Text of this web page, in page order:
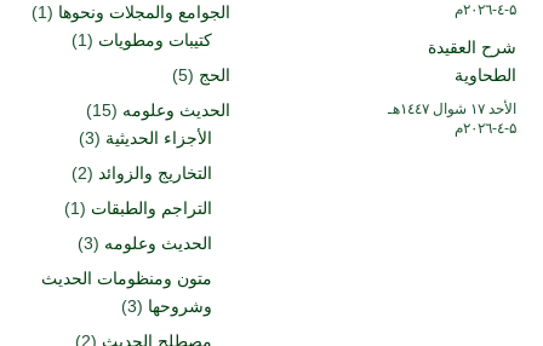
۵-٤-۲۰۲٦م
شرح العقيدة
الطحاوية
الأحد ۱۷ شوال ۱٤٤۷هـ
۵-٤-۲۰۲٦م
الجوامع والمجلات ونحوها (1)
كتيبات ومطويات (1)
الحج (5)
الحديث وعلومه (15)
الأجزاء الحديثية (3)
التخاريج والزوائد (2)
التراجم والطبقات (1)
الحديث وعلومه (3)
متون ومنظومات الحديث
وشروحها (3)
مصطلح الحديث (2)